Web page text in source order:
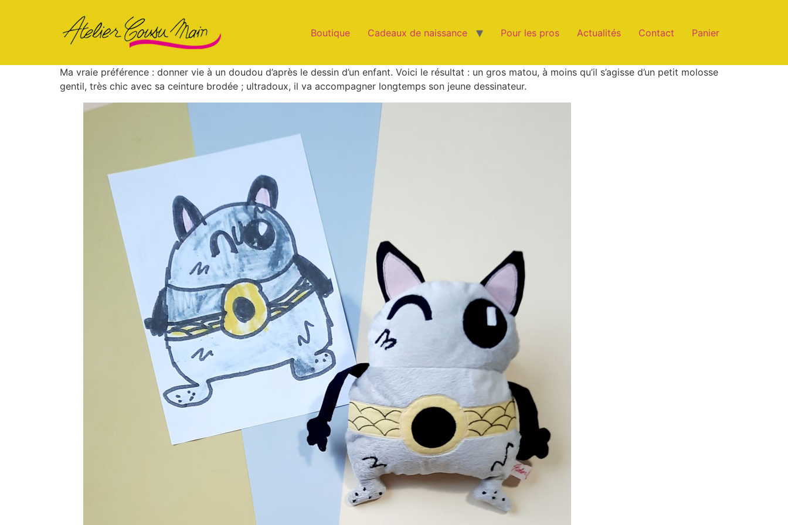
Boutique Cadeaux de naissance Pour les pros Actualités Contact Panier
Ma vraie préférence : donner vie à un doudou d’après le dessin d’un enfant. Voici le résultat : un gros matou, à moins qu’il s’agisse d’un petit molosse
gentil, très chic avec sa ceinture brodée ; ultradoux, il va accompagner longtemps son jeune dessinateur.